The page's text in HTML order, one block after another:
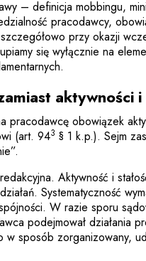
– definicja mobbingu,
pracodawcy,
przy okazji
się wyłącznie na
aktywności i
pracodawcę obowiązek
(art. 943 § 1 k.p.). Sejm
Aktywność i
Systematyczność
W razie sporu
podejmował działania
w sposób zorganizowany,